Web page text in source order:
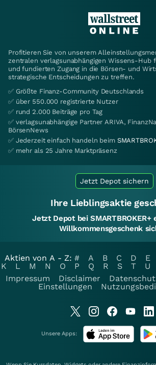
Profitieren Sie von unserem
zentralen verlagsunabhängigen Wissens-Hub
und fundierten Zugang in die Börsen- und
strategische Entscheidungen zu treffen.
✅ Größte Finanz-Community Deutschlands
✅ über 550.000 registrierte Nutzer
✅ rund 2.000 Beiträge pro Tag
✅ verlagsunabhängige Partner ARIVA,
BörsenNews
✅ Jederzeit einfach handeln beim
✅ mehr als 25 Jahre Marktpräsenz
Jetzt Depot sichern
Ihre Lieblingsaktie
Jetzt Depot bei SMARTBROKER+
Willkommensgeschenk
Aktien von A - Z: # A B C D E
K
L M N O P Q R S T U
Impressum
Disclaimer
Einstellungen
Unsere Apps: